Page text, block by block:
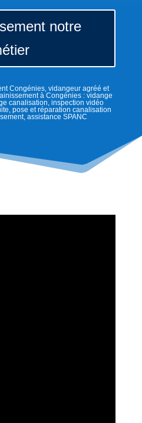
notre
Congénies, vidangeur agréé et
à Congénies : vidange
canalisation, inspection vidéo
pose et réparation canalisation
assistance SPANC